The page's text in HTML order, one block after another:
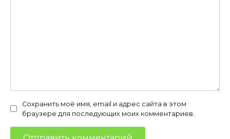
Сохранить моё имя, email и адрес сайта в этом
браузере для последующих моих комментариев.